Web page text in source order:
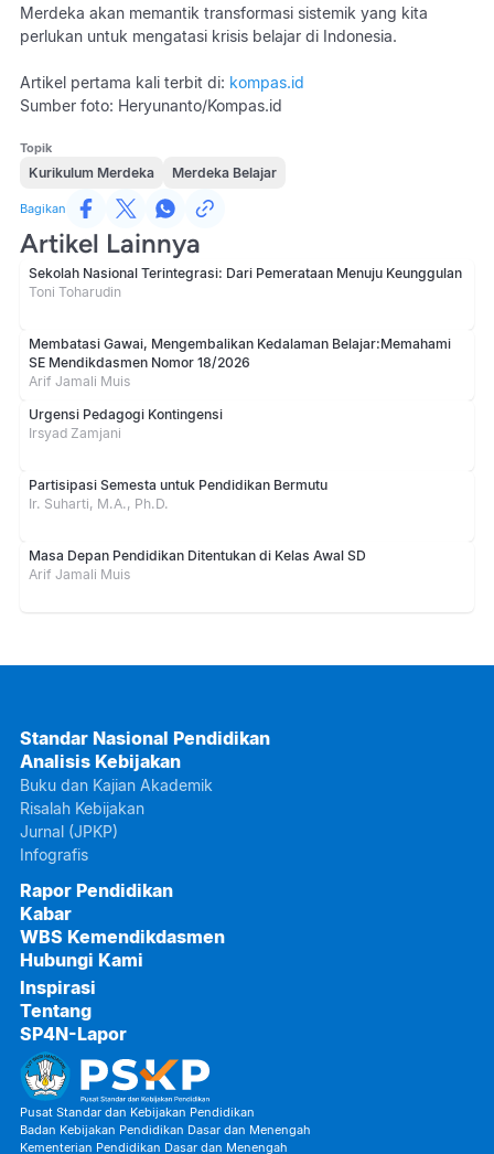
Merdeka akan memantik transformasi sistemik yang kita
perlukan untuk mengatasi krisis belajar di Indonesia.
Artikel pertama kali terbit di: kompas.id
Sumber foto: Heryunanto/Kompas.id
Topik
Kurikulum Merdeka Merdeka Belajar
Bagikan
Artikel Lainnya
Sekolah Nasional Terintegrasi: Dari Pemerataan Menuju Keunggulan
Toni Toharudin
Membatasi Gawai, Mengembalikan Kedalaman Belajar:Memahami
SE Mendikdasmen Nomor 18/2026
Arif Jamali Muis
Urgensi Pedagogi Kontingensi
Irsyad Zamjani
Partisipasi Semesta untuk Pendidikan Bermutu
Ir. Suharti, M.A., Ph.D.
Masa Depan Pendidikan Ditentukan di Kelas Awal SD
Arif Jamali Muis
Standar Nasional Pendidikan
Analisis Kebijakan
Buku dan Kajian Akademik
Risalah Kebijakan
Jurnal (JPKP)
Infografis
Rapor Pendidikan
Kabar
WBS Kemendikdasmen
Hubungi Kami
Inspirasi
Tentang
SP4N-Lapor
Pusat Standar dan Kebijakan Pendidikan
Badan Kebijakan Pendidikan Dasar dan Menengah
Kementerian Pendidikan Dasar dan Menengah